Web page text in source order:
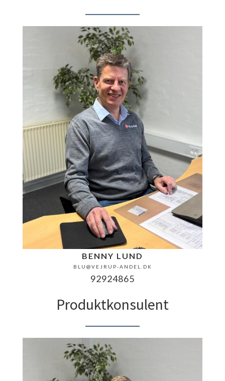
BENNY LUND
BLU@VEJRUP-ANDEL.DK
92924865
Produktkonsulent